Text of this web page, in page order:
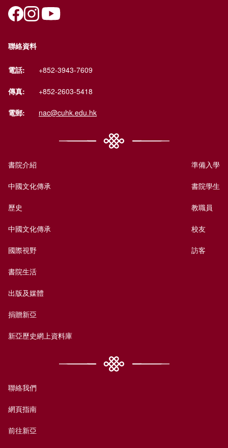
聯絡資料
電話: +852-3943-7609
傳真: +852-2603-5418
電郵: nac@cuhk.edu.hk
書院介紹
中國文化傳承
歷史
中國文化傳承
國際視野
書院生活
出版及媒體
捐贈新亞
新亞歷史網上資料庫
準備入學
書院學生
教職員
校友
訪客
聯絡我們
網頁指南
前往新亞